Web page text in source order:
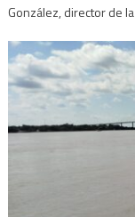
González, director de